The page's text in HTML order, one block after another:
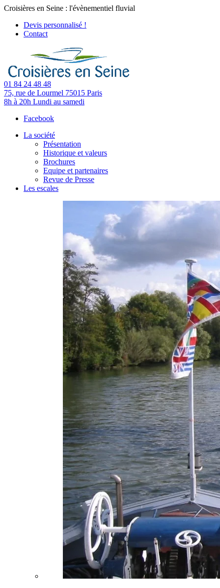
Croisières en Seine : l'évènementiel fluvial
Devis personnalisé !
Contact
01 84 24 48 48
75, rue de Lourmel 75015 Paris
8h à 20h Lundi au samedi
Facebook
La société
Présentation
Historique et valeurs
Brochures
Equipe et partenaires
Revue de Presse
Les escales